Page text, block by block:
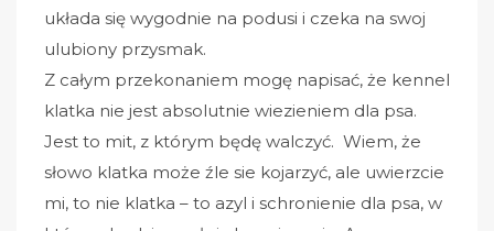
układa się wygodnie na podusi i czeka na swoj
ulubiony przysmak.
Z całym przekonaniem mogę napisać, że kennel
klatka nie jest absolutnie wiezieniem dla psa.
Jest to mit, z którym będę walczyć. Wiem, że
słowo klatka może źle sie kojarzyć, ale uwierzcie
mi, to nie klatka – to azyl i schronienie dla psa, w